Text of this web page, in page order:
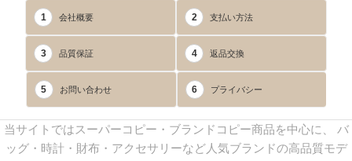
1 会社概要 2 支払い方法
3 品質保証 4 返品交換
5 お問い合わせ 6 プライバシー
当サイトではスーパーコピー・ブランドコピー商品を中心に、 バ
ッグ・時計・財布・アクセサリーなど人気ブランドの高品質モデ